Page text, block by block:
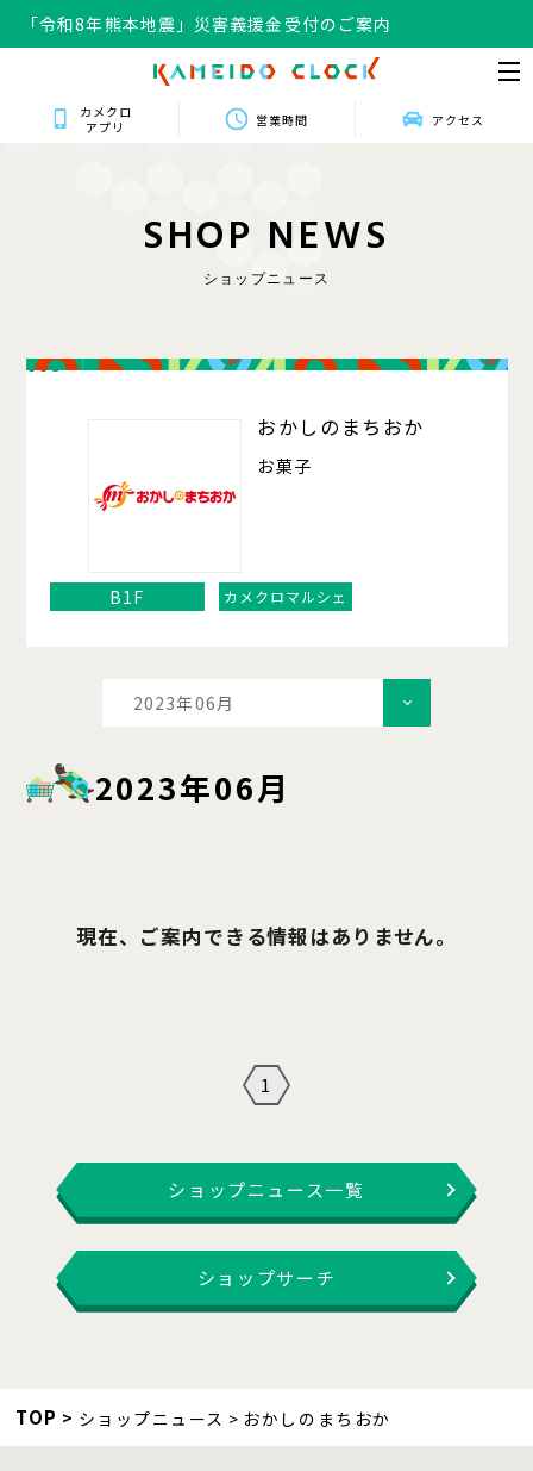
「令和8年熊本地震」災害義援金受付のご案内
カメクロ
アプリ
営業時間 アクセス
SHOP NEWS
ショップニュース
008
おかしのまちおか
お菓子
B1F カメクロマルシェ
2023年06月
2023年06月
現在、ご案内できる情報はありません。
1
ショップニュース一覧
ショップサーチ
TOP ショップニュース おかしのまちおか